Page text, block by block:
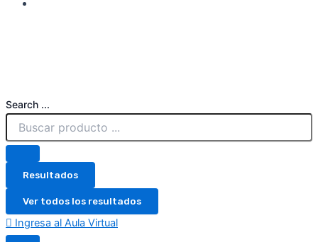
Search ...
Resultados
Ver todos los resultados
Ingresa al Aula Virtual